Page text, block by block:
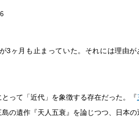
3ヶ月も止まっていた。それには理由が
って「近代」を象徴する存在だった。『
島の遺作『天人五衰』を論じつつ、日本の